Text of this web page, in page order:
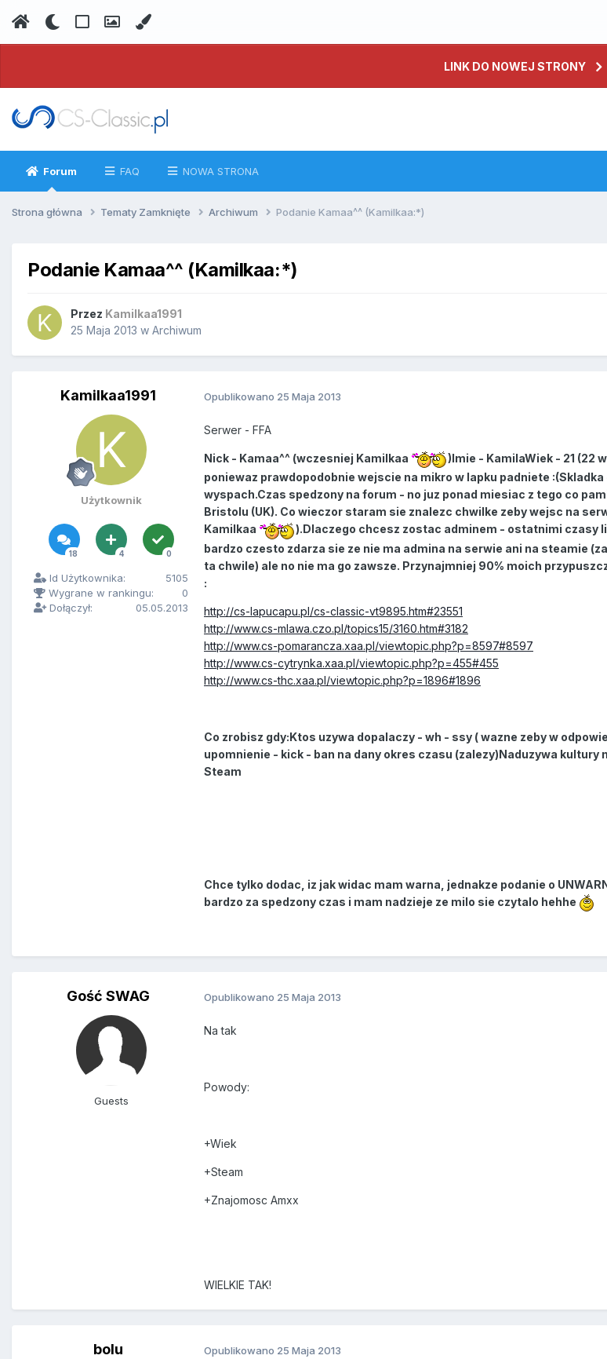
LINK DO NOWEJ STRONY
Forum FAQ NOWA STRONA
Strona główna Tematy Zamknięte Archiwum Podanie Kamaa^^ (Kamilkaa:*)
Podanie Kamaa^^ (Kamilkaa:*)
Przez Kamilkaa1991
25 Maja 2013 w Archiwum
Kamilkaa1991
Użytkownik
18 4 0
Id Użytkownika:
5105
Wygrane w rankingu:
0
Dołączył:
05.05.2013
Opublikowano 25 Maja 2013
Serwer - FFA
Nick - Kamaa^^ (wczesniej Kamilkaa
)Imie - KamilaWiek - 21 (22
poniewaz prawdopodobnie wejscie na mikro w lapku padniete
wyspach.Czas spedzony na forum - no juz ponad miesiac z tego co
Bristolu (UK). Co wieczor staram sie znalezc chwilke zeby wejsc na
Kamilkaa
).Dlaczego chcesz zostac adminem - ostatnimi czasy
bardzo czesto zdarza sie ze nie ma admina na serwie ani na steamie
ta chwile) ale no nie ma go zawsze. Przynajmniej 90% moich
:
http://cs-lapucapu.pl/cs-classic-vt9895.htm#23551
http://www.cs-mlawa.czo.pl/topics15/3160.htm#3182
http://www.cs-pomarancza.xaa.pl/viewtopic.php?p=8597#8597
http://www.cs-cytrynka.xaa.pl/viewtopic.php?p=455#455
http://www.cs-thc.xaa.pl/viewtopic.php?p=1896#1896
Co zrobisz gdy:Ktos uzywa dopalaczy - wh - ssy ( wazne zeby w
upomnienie - kick - ban na dany okres czasu (zalezy)Naduzywa
Steam
Chce tylko dodac, iz jak widac mam warna, jednakze podanie o
bardzo za spedzony czas i mam nadzieje ze milo sie czytalo hehhe
Gość SWAG
Guests
Opublikowano 25 Maja 2013
Na tak
Powody:
+Wiek
+Steam
+Znajomosc Amxx
WIELKIE TAK!
bolu Opublikowano 25 Maja 2013